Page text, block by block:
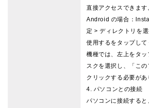
直接アクセスできます
Android の場合：
定 > ディレクトリを
使用するをタップし
機種では、左上をタ
スクを選択し、「こ
クリックする必要があ
4. パソコンとの接続
パソコンに接続する